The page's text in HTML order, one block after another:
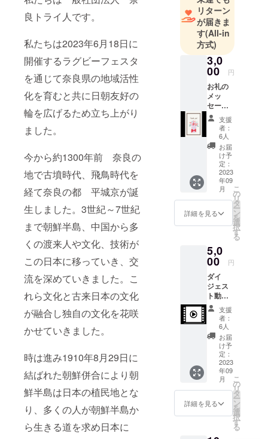
良トライ人です。
私たちは2023年6月18日に
開催するラグビーフェスタ
を通じて奈良県の地域活性
化を育むと共に日朝友好の
輪を広げるため立ち上がり
ました。
今から約1300年前 奈良の
地で古墳時代、飛鳥時代を
経て奈良の都 平城京が誕
生しました。3世紀～7世紀
まで朝鮮半島、中国から多
くの渡来人や文化、技術が
この日本に移っていき、交
流を深めていきました。こ
れら文化と古来日本の文化
が融合し独自の文化を花咲
かせていきました。
時は進み1910年8月29日に
結ばれた朝鮮併合により朝
鮮半島は日本の植民地とな
り、多くの人が朝鮮半島か
ら生きる道を求め日本に
リターン
が届きま
す(All-in
方式)
3,0
00 円
お礼の
メッ
セージ
カード
：ハガ
キにト
ライ人
フェス
タの写
真と実
行委員
からの
お礼の
メッ
セージ
いたし
ます。
支援
者：
6人
お届
け予
定：
2023
年09
月
詳細を見る
こ
の
リ
タ
ー
ン
を
選
択
す
る
5,0
00 円
ダイ
ジェス
ト動画
：フェ
スタの
様子を
まとめ
たダイ
ジェス
ト動画
を配信
いたし
ます。
・動画
内容：
支援
者：
6人
お届
け予
定：
2023
年09
月
詳細を見る
こ
の
リ
タ
ー
ン
を
選
択
す
る